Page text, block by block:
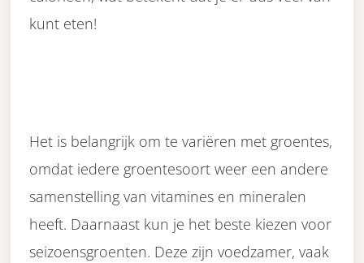
kunt eten!
Het is belangrijk om te variëren met groentes,
omdat iedere groentesoort weer een andere
samenstelling van vitamines en mineralen
heeft. Daarnaast kun je het beste kiezen voor
seizoensgroenten. Deze zijn voedzamer, vaak